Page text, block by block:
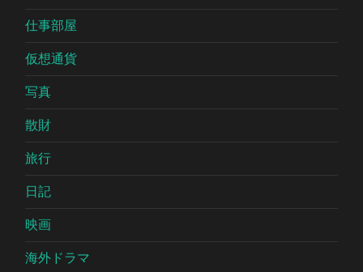
仕事部屋
仮想通貨
写真
散財
旅行
日記
映画
海外ドラマ